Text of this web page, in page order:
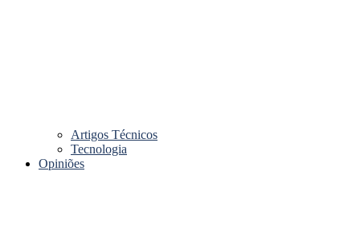
Artigos Técnicos
Tecnologia
Opiniões